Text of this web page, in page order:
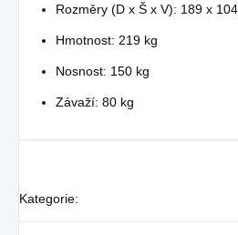
Rozměry (D x Š x V): 189 x
Hmotnost: 219 kg
Nosnost: 150 kg
Závaží: 80 kg
Kategorie: